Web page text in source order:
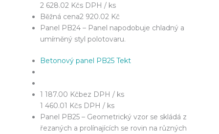
2 628.02 Kčs DPH / ks
Běžná cena2 920.02 Kč
Panel PB24 – Panel napodobuje chladný a
umírněný styl polotovaru.
Betonový panel PB25 Tekt
1 187.00 Kčbez DPH / ks
1 460.01 Kčs DPH / ks
Panel PB25 – Geometrický vzor se skládá z
řezaných a prolínajících se rovin na různých